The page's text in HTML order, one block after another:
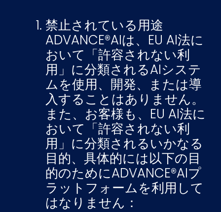
禁止されている用途
ADVANCE®AIは、EU AI法に
おいて「許容されない利
用」に分類されるAIシステ
ムを使用、開発、または導
入することはありません。
また、お客様も、EU AI法に
おいて「許容されない利
用」に分類されるいかなる
目的、具体的には以下の目
的のためにADVANCE®AIプ
ラットフォームを利用して
はなりません：